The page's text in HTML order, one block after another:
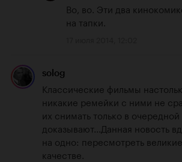
Во, во. Эти два
на тапки.
solog
Классические фильмы
никакие ремейки с ними не
их снимать только в очередной
доказывают...Данная новость
на одно: пересмотреть
качестве.